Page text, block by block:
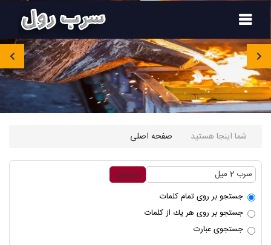
۰۹۱۲۴۵۴۸۳۵۰
صفحه
اصلی
محصولات
تماس
باما
درباره
مقالات
شما اینجا هستید صفحه اصلی
جستجو بر روی تمام كلمات
جستجو بر روی هر يك از كلمات
جستجوی عبارت